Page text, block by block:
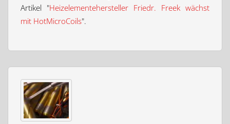
Artikel "Heizelementehersteller Friedr. Freek wächst
mit HotMicroCoils".